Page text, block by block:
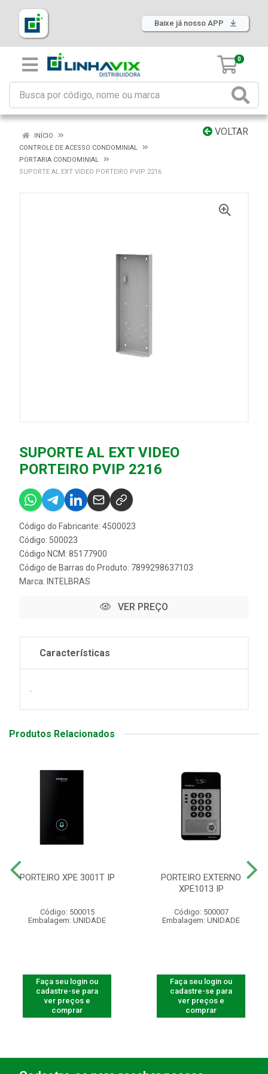
Baixe já nosso APP
0
VOLTAR
INÍCIO
CONTROLE DE ACESSO CONDOMINIAL
PORTARIA CONDOMINIAL
SUPORTE AL EXT VIDEO PORTEIRO PVIP 2216
SUPORTE AL EXT VIDEO
PORTEIRO PVIP 2216
Código do Fabricante: 4500023
Código: 500023
Código NCM: 85177900
Código de Barras do Produto: 7899298637103
Marca: INTELBRAS
VER PREÇO
Características
.
Produtos Relacionados
PORTEIRO XPE 3001T IP
Código: 500015
Embalagem: UNIDADE
Faça seu login ou
cadastre-se para
ver preços e
comprar
PORTEIRO EXTERNO
XPE1013 IP
Código: 500007
Embalagem: UNIDADE
Faça seu login ou
cadastre-se para
ver preços e
comprar